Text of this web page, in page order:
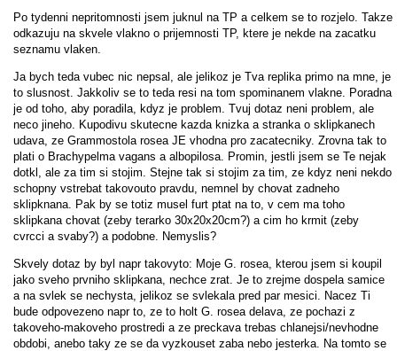
Po tydenni nepritomnosti jsem juknul na TP a celkem se to rozjelo. Takze
odkazuju na skvele vlakno o prijemnosti TP, ktere je nekde na zacatku
seznamu vlaken.
Ja bych teda vubec nic nepsal, ale jelikoz je Tva replika primo na mne, je
to slusnost. Jakkoliv se to teda resi na tom spominanem vlakne. Poradna
je od toho, aby poradila, kdyz je problem. Tvuj dotaz neni problem, ale
neco jineho. Kupodivu skutecne kazda knizka a stranka o sklipkanech
udava, ze Grammostola rosea JE vhodna pro zacatecniky. Zrovna tak to
plati o Brachypelma vagans a albopilosa. Promin, jestli jsem se Te nejak
dotkl, ale za tim si stojim. Stejne tak si stojim za tim, ze kdyz neni nekdo
schopny vstrebat takovouto pravdu, nemnel by chovat zadneho
sklipknana. Pak by se totiz musel furt ptat na to, v cem ma toho
sklipkana chovat (zeby terarko 30x20x20cm?) a cim ho krmit (zeby
cvrcci a svaby?) a podobne. Nemyslis?
Skvely dotaz by byl napr takovyto: Moje G. rosea, kterou jsem si koupil
jako sveho prvniho sklipkana, nechce zrat. Je to zrejme dospela samice
a na svlek se nechysta, jelikoz se svlekala pred par mesici. Nacez Ti
bude odpovezeno napr to, ze to holt G. rosea delava, ze pochazi z
takoveho-makoveho prostredi a ze preckava trebas chlanejsi/nevhodne
obdobi, anebo taky ze se da vyzkouset zaba nebo jesterka. Na tomto se